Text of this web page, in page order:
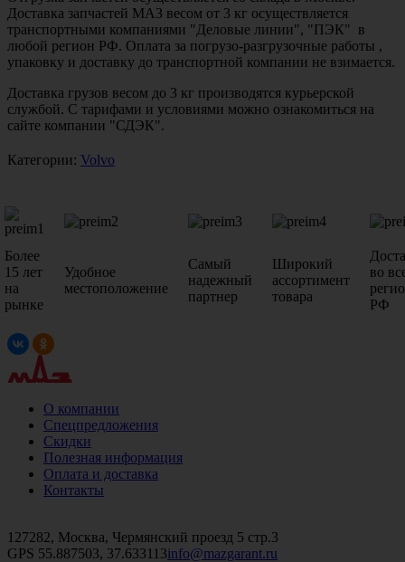
Доставка запчастей МАЗ весом от 3 кг осуществляется
транспортными компаниями "Деловые линии", "ПЭК" в
любой регион РФ. Оплата за погрузо-разгрузочные работы ,
упаковку и доставку до транспортной компании не взимается.
Доставка грузов весом до 3 кг производятся курьерской
службой. С тарифами и условиями можно ознакомиться на
сайте компании "СДЭК".
Категории: Volvo
Более
15 лет
на
рынке
Удобное
местоположение
Самый
надежный
партнер
Широкий
ассортимент
товара
во
РФ
О компании
Спецпредложения
Скидки
Полезная информация
Оплата и доставка
Контакты
127282, Москва, Чермянский проезд 5 стр.3
GPS 55.887503, 37.633113info@mazgarant.ru